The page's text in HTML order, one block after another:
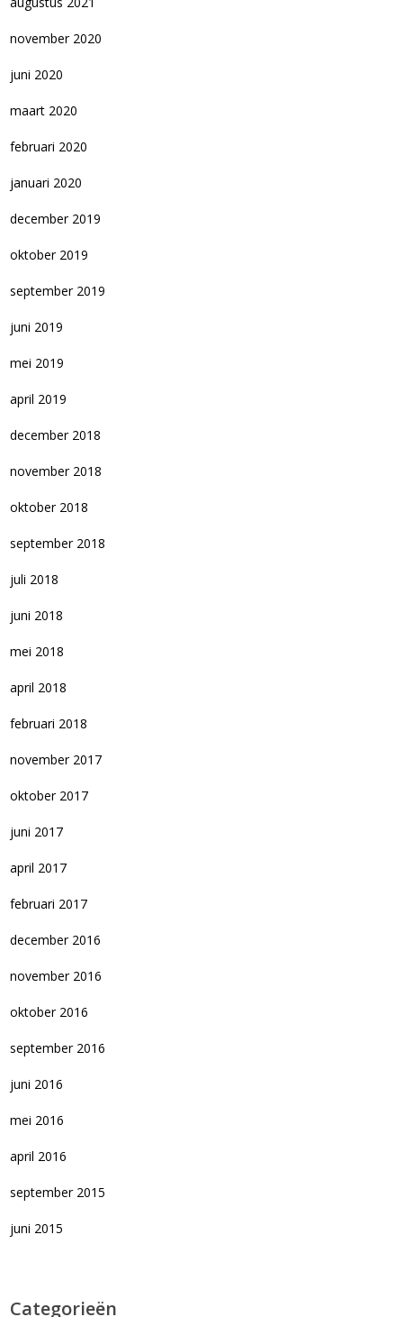
november 2020
juni 2020
maart 2020
februari 2020
januari 2020
december 2019
oktober 2019
september 2019
juni 2019
mei 2019
april 2019
december 2018
november 2018
oktober 2018
september 2018
juli 2018
juni 2018
mei 2018
april 2018
februari 2018
november 2017
oktober 2017
juni 2017
april 2017
februari 2017
december 2016
november 2016
oktober 2016
september 2016
juni 2016
mei 2016
april 2016
september 2015
juni 2015
Categorieën